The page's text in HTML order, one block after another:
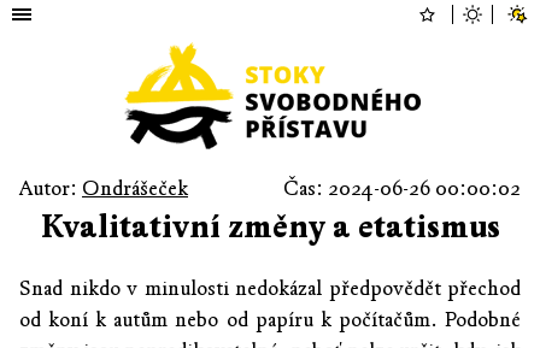
Autor: Ondrášeček Čas: 2024-06-26 00:00:02
Kvalitativní změny a etatismus
Snad nikdo v minulosti nedokázal předpovědět přechod
od koní k autům nebo od papíru k počítačům. Podobné